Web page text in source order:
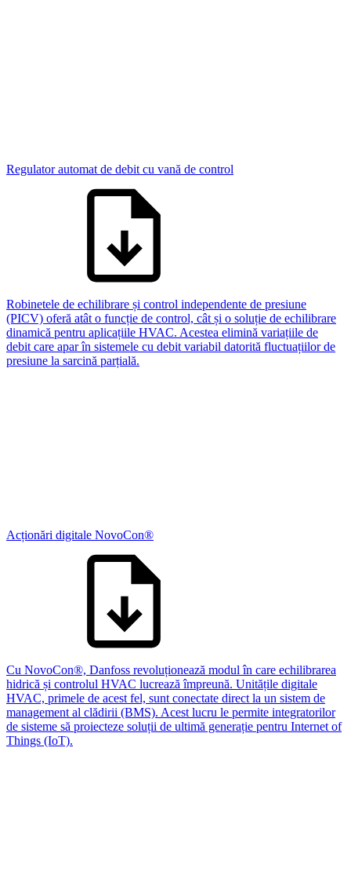
Regulator automat de debit cu vană de control
Robinetele de echilibrare și control independente de presiune
(PICV) oferă atât o funcție de control, cât și o soluție de echilibrare
dinamică pentru aplicațiile HVAC. Acestea elimină variațiile de
debit care apar în sistemele cu debit variabil datorită fluctuațiilor de
presiune la sarcină parțială.
Acționări digitale NovoCon®
Cu NovoCon®, Danfoss revoluționează modul în care echilibrarea
hidrică și controlul HVAC lucrează împreună. Unitățile digitale
HVAC, primele de acest fel, sunt conectate direct la un sistem de
management al clădirii (BMS). Acest lucru le permite integratorilor
de sisteme să proiecteze soluții de ultimă generație pentru Internet of
Things (IoT).